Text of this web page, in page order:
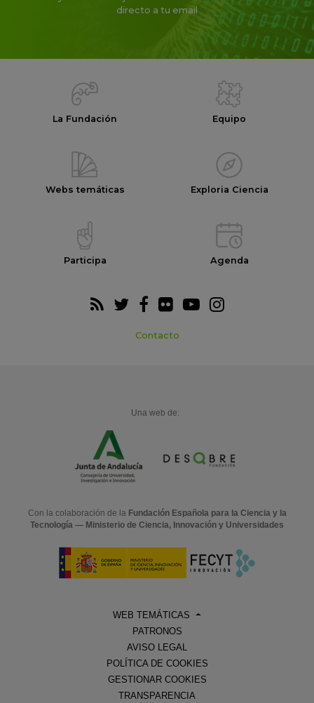
directo a tu email
La Fundación Equipo
Webs temáticas Exploria Ciencia
Participa Agenda
Contacto
Una web de:
Con la colaboración de la Fundación Española para la Ciencia y la
Tecnología — Ministerio de Ciencia, Innovación y Universidades
WEB TEMÁTICAS
PATRONOS
AVISO LEGAL
POLÍTICA DE COOKIES
GESTIONAR COOKIES
TRANSPARENCIA